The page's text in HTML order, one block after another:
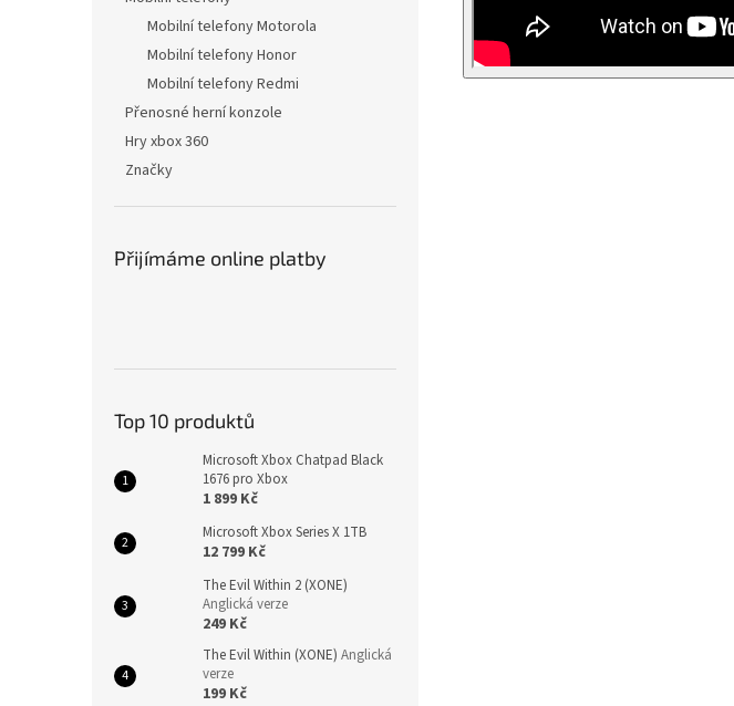
Mobilní telefony Motorola
Mobilní telefony Honor
Mobilní telefony Redmi
Přenosné herní konzole
Hry xbox 360
Značky
Přijímáme online platby
Top 10 produktů
Microsoft Xbox Chatpad Black
1676 pro Xbox
1 899 Kč
Microsoft Xbox Series X 1TB
12 799 Kč
The Evil Within 2 (XONE)
Anglická verze
249 Kč
The Evil Within (XONE) Anglická
verze
199 Kč